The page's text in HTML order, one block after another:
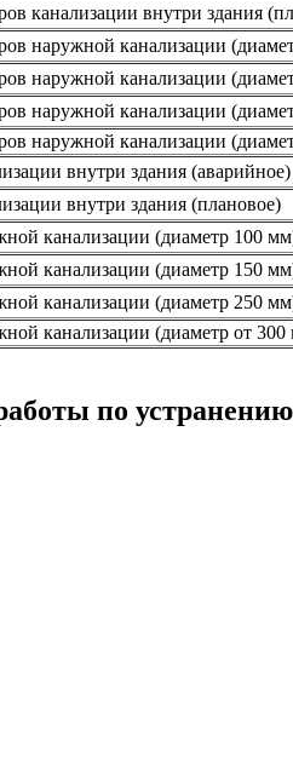
канализации внутри здания
наружной канализации
наружной канализации
наружной канализации
наружной канализации
внутри здания (аварийное)
внутри здания (плановое)
канализации (диаметр 100
канализации (диаметр 150
канализации (диаметр 250
канализации (диаметр от
по устранению